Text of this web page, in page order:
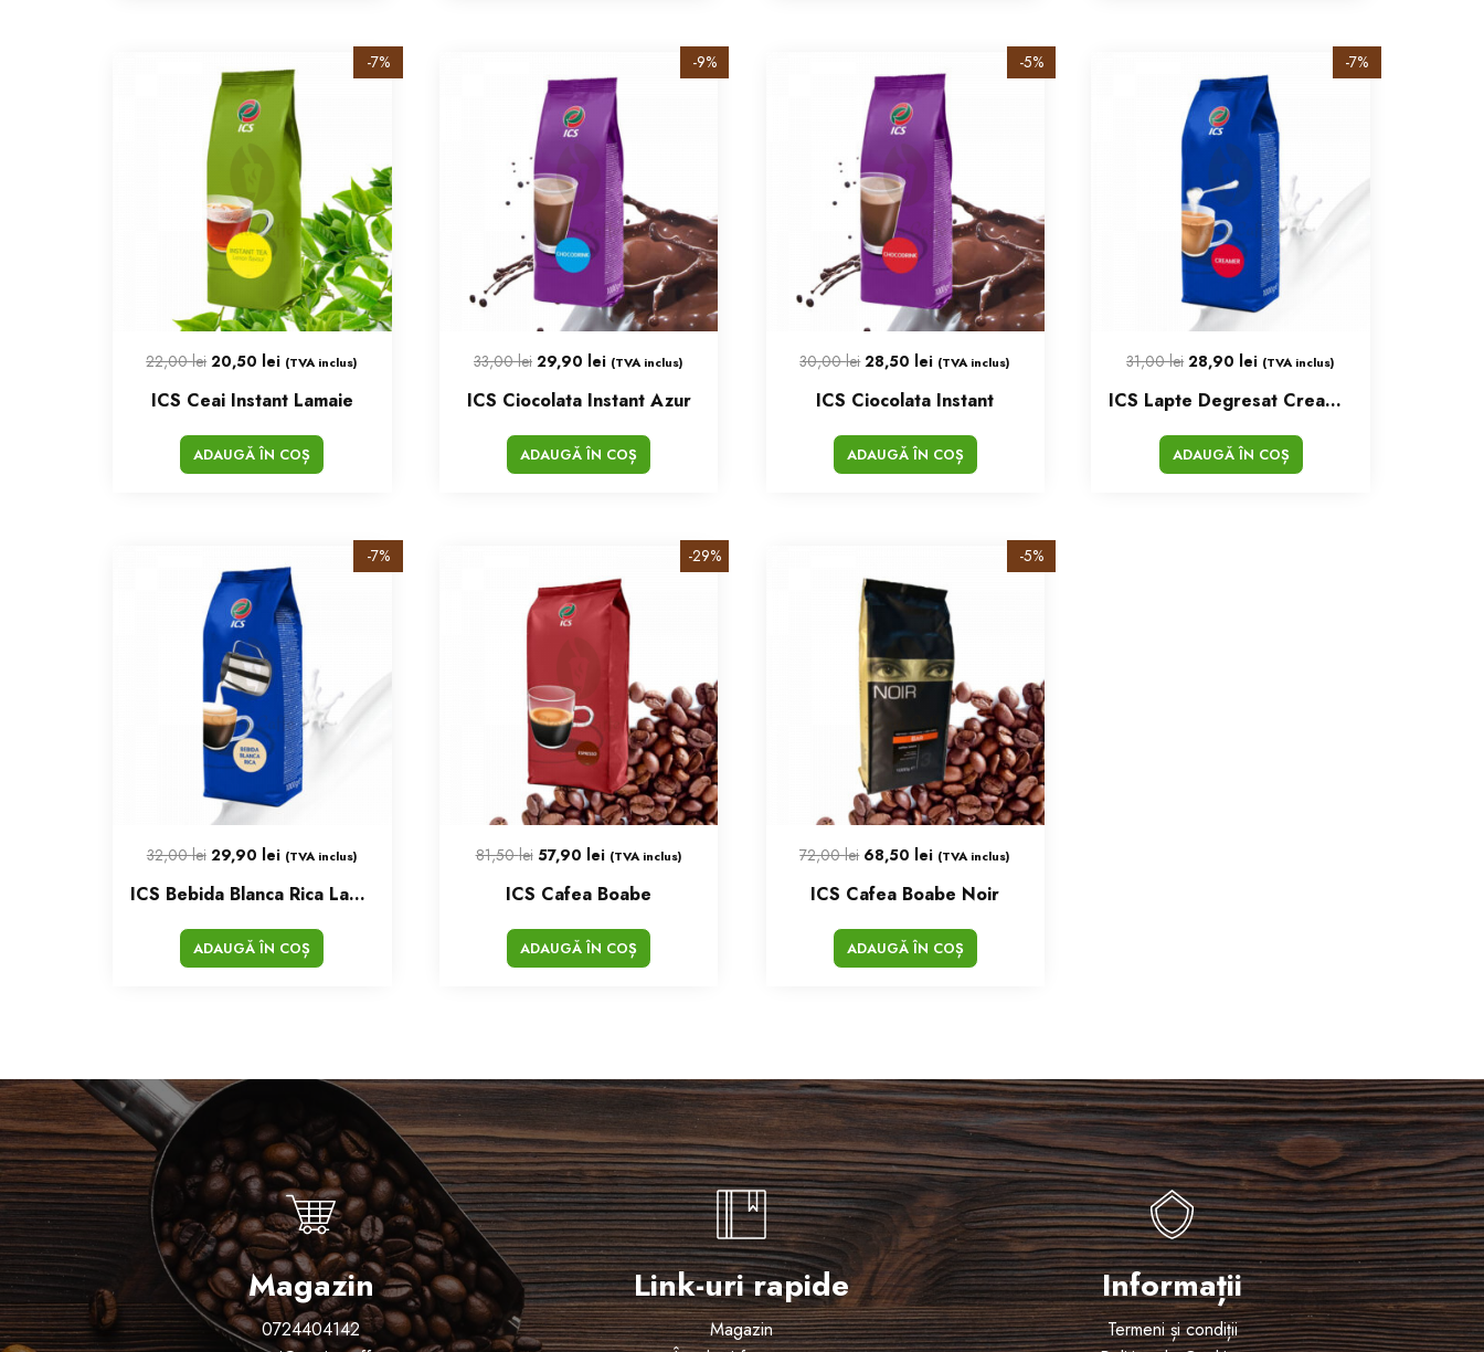
-7%
22,00lei 20,50 lei (TVA inclus)
ICS Ceai Instant Lamaie
ADAUGĂ ÎN COȘ
-9%
33,00lei 29,90 lei (TVA inclus)
ICS Ciocolata Instant Azur
ADAUGĂ ÎN COȘ
-5%
30,00lei 28,50 lei (TVA inclus)
ICS Ciocolata Instant
ADAUGĂ ÎN COȘ
-7%
31,00lei 28,90 lei (TVA inclus)
ICS Lapte Degresat Creamer
ADAUGĂ ÎN COȘ
-7%
32,00lei 29,90 lei (TVA inclus)
ICS Bebida Blanca Rica Lapte
ADAUGĂ ÎN COȘ
-29%
81,50lei 57,90 lei (TVA inclus)
ICS Cafea Boabe
ADAUGĂ ÎN COȘ
-5%
72,00lei 68,50 lei (TVA inclus)
ICS Cafea Boabe Noir
ADAUGĂ ÎN COȘ
Magazin
0724404142
Link-uri rapide
Magazin
Informații
Termeni și condiții